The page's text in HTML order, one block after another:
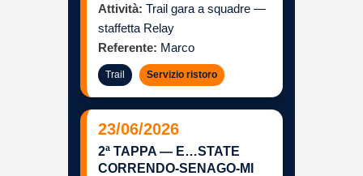
Attività: Trail gara a squadre —
staffetta Relay
Referente: Marco
Trail Servizio ristoro
23/06/2026
2ª TAPPA — E…STATE
CORRENDO-SENAGO-MI